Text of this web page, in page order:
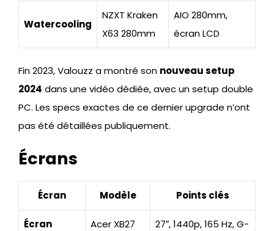
Watercooling
NZXT Kraken
X63 280mm
AIO 280mm,
écran LCD
Fin 2023, Valouzz a montré son nouveau setup
2024 dans une vidéo dédiée, avec un setup double
PC. Les specs exactes de ce dernier upgrade n’ont
pas été détaillées publiquement.
Écrans
Écran Modèle Points clés
Écran
Acer XB27
27″, 1440p, 165 Hz, G-